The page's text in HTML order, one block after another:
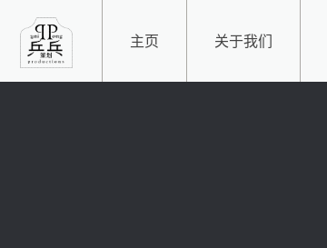
主页 关于我们